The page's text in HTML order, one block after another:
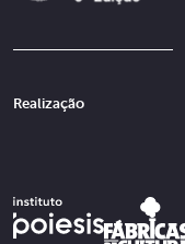
Realização